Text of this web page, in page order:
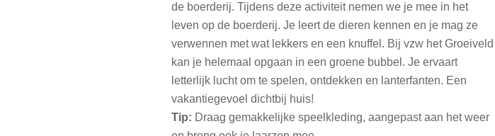
de boerderij. Tijdens deze activiteit nemen we je mee in het
leven op de boerderij. Je leert de dieren kennen en je mag ze
verwennen met wat lekkers en een knuffel. Bij vzw het Groeiveld
kan je helemaal opgaan in een groene bubbel. Je ervaart
letterlijk lucht om te spelen, ontdekken en lanterfanten. Een
vakantiegevoel dichtbij huis!
Tip: Draag gemakkelijke speelkleding, aangepast aan het weer